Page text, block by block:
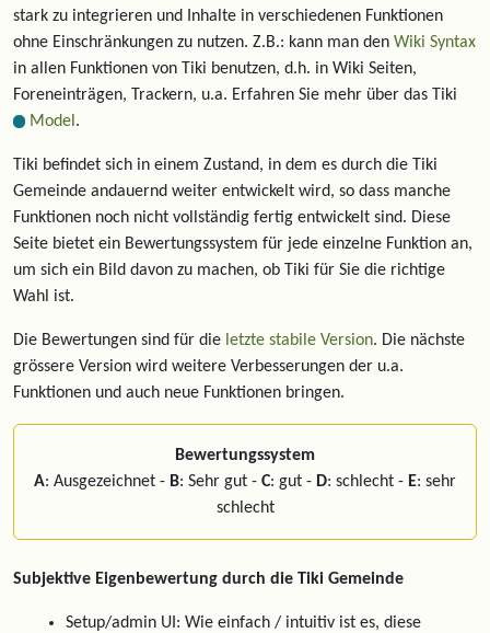
stark zu integrieren und Inhalte in verschiedenen Funktionen
ohne Einschränkungen zu nutzen. Z.B.: kann man den Wiki Syntax
in allen Funktionen von Tiki benutzen, d.h. in Wiki Seiten,
Foreneinträgen, Trackern, u.a. Erfahren Sie mehr über das Tiki
Model .
Tiki befindet sich in einem Zustand, in dem es durch die Tiki
Gemeinde andauernd weiter entwickelt wird, so dass manche
Funktionen noch nicht vollständig fertig entwickelt sind. Diese
Seite bietet ein Bewertungssystem für jede einzelne Funktion an,
um sich ein Bild davon zu machen, ob Tiki für Sie die richtige
Wahl ist.
Die Bewertungen sind für die letzte stabile Version. Die nächste
grössere Version wird weitere Verbesserungen der u.a.
Funktionen und auch neue Funktionen bringen.
Bewertungssystem
A: Ausgezeichnet - B: Sehr gut - C: gut - D: schlecht - E: sehr
schlecht
Subjektive Eigenbewertung durch die Tiki Gemeinde
Setup/admin UI: Wie einfach / intuitiv ist es, diese